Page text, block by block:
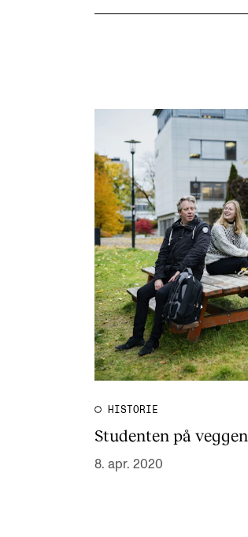
HISTORIE
Studenten på veggen
8. apr. 2020